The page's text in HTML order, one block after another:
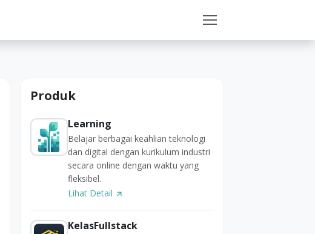
Produk
Learning
Belajar berbagai keahlian teknologi
dan digital dengan kurikulum industri
secara online dengan waktu yang
fleksibel.
Lihat Detail
KelasFullstack